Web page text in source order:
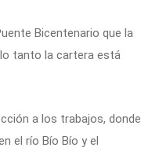
Bicentenario que la
tanto la cartera está
a los trabajos, donde
el río Bío Bío y el